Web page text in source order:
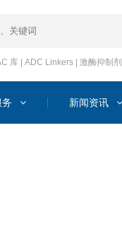
库 | ADC Linkers | 激酶抑制剂
新闻资讯